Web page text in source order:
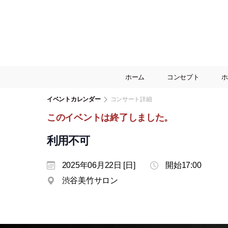
ホーム コンセプト
イベントカレンダー コンサート詳細
このイベントは終了しました。
利用不可
2025年06月22日 [日]
開始17:00
渋谷美竹サロン